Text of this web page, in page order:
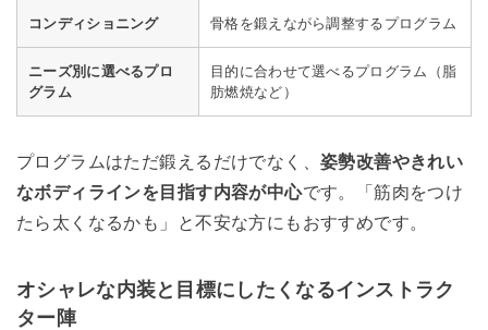
コンディショニング 骨格を鍛えながら調整するプログラム
ニーズ別に選べるプロ
グラム
目的に合わせて選べるプログラム（脂
肪燃焼など）
プログラムはただ鍛えるだけでなく、姿勢改善やきれい
なボディラインを目指す内容が中心です。「筋肉をつけ
たら太くなるかも」と不安な方にもおすすめです。
オシャレな内装と目標にしたくなるインストラク
ター陣